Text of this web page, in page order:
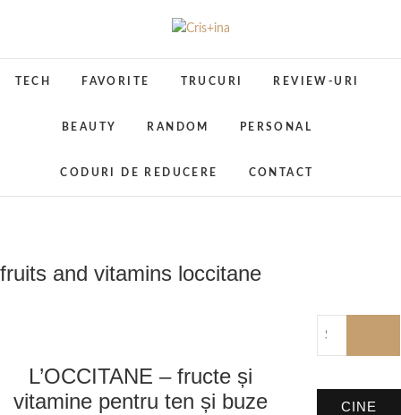
Cris+ina
TECH FAVORITE TRUCURI REVIEW-URI
BEAUTY RANDOM PERSONAL
CODURI DE REDUCERE CONTACT
fruits and vitamins loccitane
L’OCCITANE – fructe și
vitamine pentru ten și buze
CINE